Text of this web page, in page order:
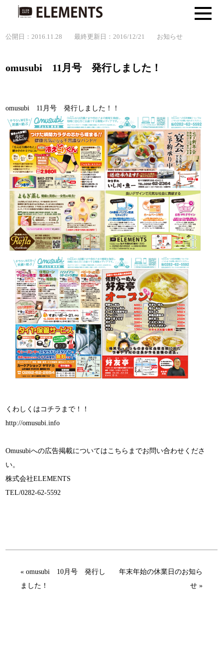
公開日：2016.11.28 最終更新日：2016/12/21 お知らせ
omusubi 11月号 発行しました！
omusubi 11月号 発行しました！！
くわしくはコチラまで！！
http://omusubi.info
Omusubiへの広告掲載についてはこちらまでお問い合わせくださ
い。
株式会社ELEMENTS
TEL/0282-62-5592
« omusubi 10月号 発行し
ました！
年末年始の休業日のお知ら
せ »